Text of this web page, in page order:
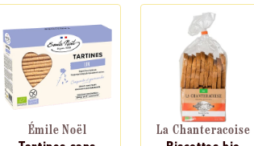
Émile Noël La Chanteracoise